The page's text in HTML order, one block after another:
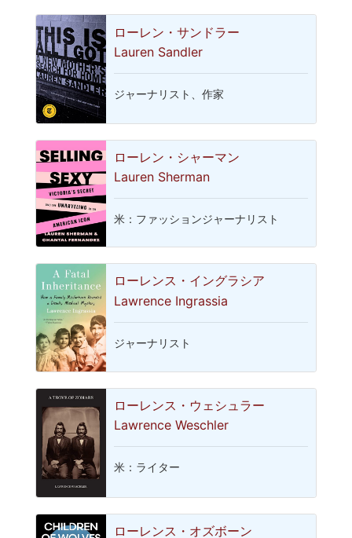
ローレン・サンドラー
Lauren Sandler
ジャーナリスト、作家
ローレン・シャーマン
Lauren Sherman
米：ファッションジャーナリスト
ローレンス・イングラシア
Lawrence Ingrassia
ジャーナリスト
ローレンス・ウェシュラー
Lawrence Weschler
米：ライター
ローレンス・オズボーン